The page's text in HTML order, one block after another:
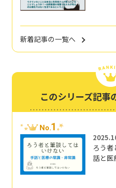
新着記事の一覧へ
このシリーズ記事
No.1
ろう
話と医